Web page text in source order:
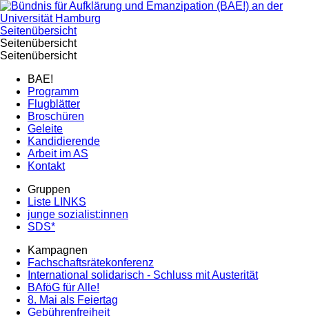
Seitenübersicht
Seitenübersicht
Seitenübersicht
BAE!
Programm
Flugblätter
Broschüren
Geleite
Kandidierende
Arbeit im AS
Kontakt
Gruppen
Liste LINKS
junge sozialist:innen
SDS*
Kampagnen
Fachschaftsrätekonferenz
International solidarisch - Schluss mit Austerität
BAföG für Alle!
8. Mai als Feiertag
Gebührenfreiheit